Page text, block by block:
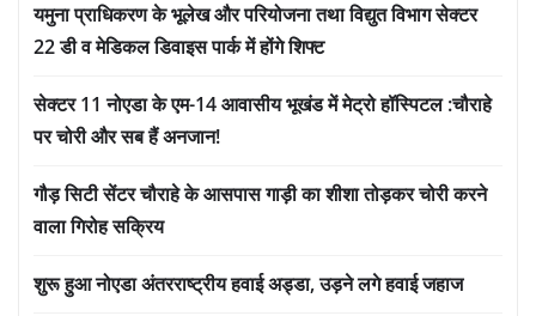
यमुना प्राधिकरण के भूलेख और परियोजना तथा विद्युत विभाग सेक्टर
22 डी व मेडिकल डिवाइस पार्क में होंगे शिफ्ट
सेक्टर 11 नोएडा के एम-14 आवासीय भूखंड में मेट्रो हॉस्पिटल :चौराहे
पर चोरी और सब हैं अनजान!
गौड़ सिटी सेंटर चौराहे के आसपास गाड़ी का शीशा तोड़कर चोरी करने
वाला गिरोह सक्रिय
शुरू हुआ नोएडा अंतरराष्ट्रीय हवाई अड्डा, उड़ने लगे हवाई जहाज